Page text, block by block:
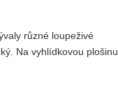
různé loupeživé
Na vyhlídkovou plošinu